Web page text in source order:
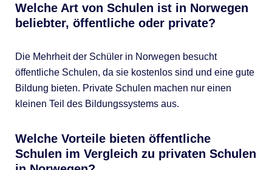
Welche Art von Schulen ist in Norwegen
beliebter, öffentliche oder private?
Die Mehrheit der Schüler in Norwegen besucht
öffentliche Schulen, da sie kostenlos sind und eine gute
Bildung bieten. Private Schulen machen nur einen
kleinen Teil des Bildungssystems aus.
Welche Vorteile bieten öffentliche
Schulen im Vergleich zu privaten Schulen